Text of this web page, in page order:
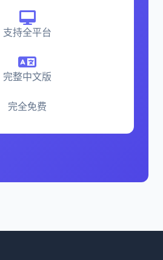
支持全平台
完整中文版
完全免费